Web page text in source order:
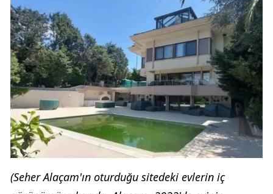
(Seher Alaçam'ın oturduğu sitedeki evlerin iç